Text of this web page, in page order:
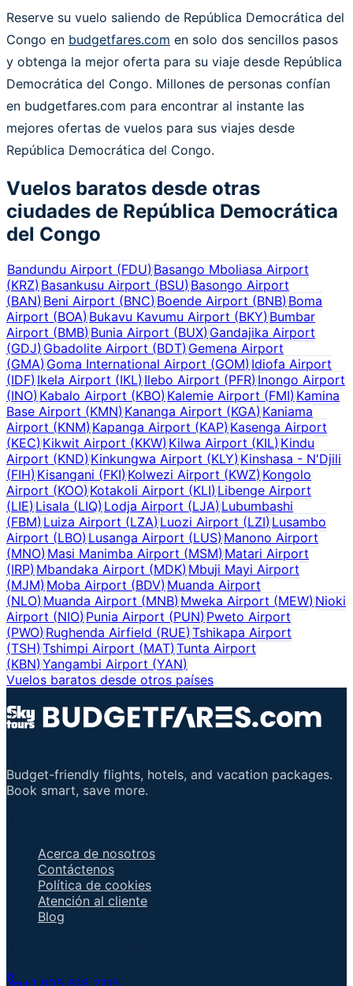
Reserve su vuelo saliendo de República Democrática del
Congo en budgetfares.com en solo dos sencillos pasos
y obtenga la mejor oferta para su viaje desde República
Democrática del Congo. Millones de personas confían
en budgetfares.com para encontrar al instante las
mejores ofertas de vuelos para sus viajes desde
República Democrática del Congo.
Vuelos baratos desde otras
ciudades de República Democrática
del Congo
Bandundu Airport (FDU)Basango Mboliasa Airport
(KRZ)Basankusu Airport (BSU) Basongo Airport
(BAN)Beni Airport (BNC) Boende Airport (BNB) Boma
Airport (BOA)Bukavu Kavumu Airport (BKY) Bumbar
Airport (BMB)Bunia Airport (BUX) Gandajika Airport
(GDJ)Gbadolite Airport (BDT) Gemena Airport
(GMA)Goma International Airport (GOM) Idiofa Airport
(IDF)Ikela Airport (IKL) Ilebo Airport (PFR) Inongo Airport
(INO)Kabalo Airport (KBO) Kalemie Airport (FMI) Kamina
Base Airport (KMN)Kananga Airport (KGA) Kaniama
Airport (KNM)Kapanga Airport (KAP) Kasenga Airport
(KEC)Kikwit Airport (KKW) Kilwa Airport (KIL) Kindu
Airport (KND)Kinkungwa Airport (KLY) Kinshasa - N'Djili
(FIH)Kisangani (FKI) Kolwezi Airport (KWZ) Kongolo
Airport (KOO)Kotakoli Airport (KLI) Libenge Airport
(LIE)Lisala (LIQ) Lodja Airport (LJA)Lubumbashi
(FBM)Luiza Airport (LZA) Luozi Airport (LZI) Lusambo
Airport (LBO)Lusanga Airport (LUS) Manono Airport
(MNO)Masi Manimba Airport (MSM)Matari Airport
(IRP)Mbandaka Airport (MDK) Mbuji Mayi Airport
(MJM)Moba Airport (BDV) Muanda Airport
(NLO)Muanda Airport (MNB) Mweka Airport (MEW)Nioki
Airport (NIO)Punia Airport (PUN) Pweto Airport
(PWO)Rughenda Airfield (RUE) Tshikapa Airport
(TSH)Tshimpi Airport (MAT) Tunta Airport
(KBN)Yangambi Airport (YAN)
Vuelos baratos desde otros países
Budget-friendly flights, hotels, and vacation packages.
Book smart, save more.
Acerca de nosotros
Contáctenos
Política de cookies
Atención al cliente
Blog